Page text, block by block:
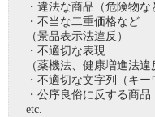
・違法な商品（危険物な
・不当な二重価格など
（景品表示法違反）
・不適切な表現
（薬機法、健康増進法違
・不適切な文字列（キー
・公序良俗に反する商品
etc.